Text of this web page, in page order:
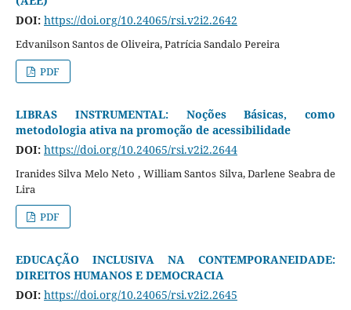
DOI: https://doi.org/10.24065/rsi.v2i2.2642
Edvanilson Santos de Oliveira, Patrícia Sandalo Pereira
PDF
LIBRAS INSTRUMENTAL: Noções Básicas, como
metodologia ativa na promoção de acessibilidade
DOI: https://doi.org/10.24065/rsi.v2i2.2644
Iranides Silva Melo Neto , William Santos Silva, Darlene Seabra de
Lira
PDF
EDUCAÇÃO INCLUSIVA NA CONTEMPORANEIDADE:
DIREITOS HUMANOS E DEMOCRACIA
DOI: https://doi.org/10.24065/rsi.v2i2.2645